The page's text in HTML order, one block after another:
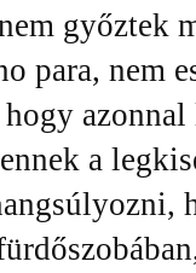
győztek
para, nem
a